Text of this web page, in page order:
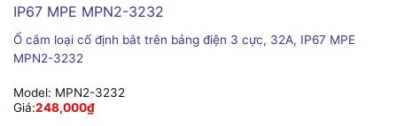
Ổ cắm loại cố định bắt trên bảng điện 3 cực, 32A, IP67 MPE
MPN2-3232
Model: MPN2-3232
Giá:248,000₫